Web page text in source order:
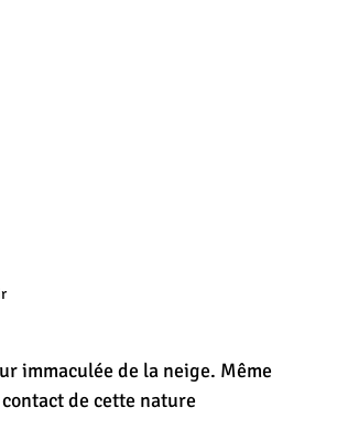
immaculée de la neige. Même
de cette nature